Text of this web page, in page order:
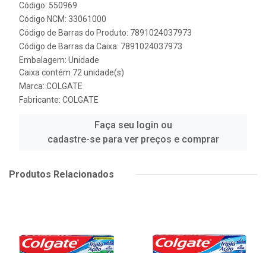
Código: 550969
Código NCM: 33061000
Código de Barras do Produto: 7891024037973
Código de Barras da Caixa: 7891024037973
Embalagem: Unidade
Caixa contém 72 unidade(s)
Marca: COLGATE
Fabricante: COLGATE
Faça seu login ou
cadastre-se para ver preços e comprar
Produtos Relacionados